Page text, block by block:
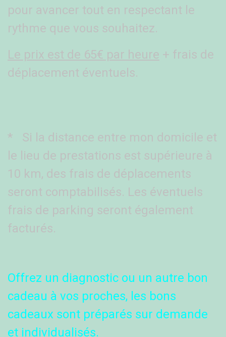
pour avancer tout en respectant le
rythme que vous souhaitez.
Le prix est de 65€ par heure + frais de
déplacement éventuels.
*
​Si la distance entre mon domicile et
le lieu de prestations est supérieure à
10 km, des frais de déplacements
seront comptabilisés. Les éventuels
frais de parking seront également
facturés.
Offrez un diagnostic ou un autre bon
cadeau à vos proches, les bons
cadeaux sont préparés sur demande
et individualisés.